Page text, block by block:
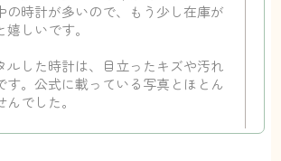
の時計が多いので、もう少し在庫が
しいです。
ルした時計は、目立ったキズや汚れ
す。公式に載っている写真とほとん
でした。
要書類も手元にあるもので済んだの